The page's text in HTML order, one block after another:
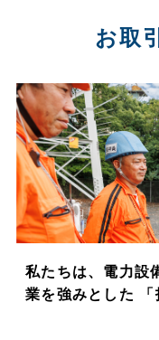
お取
私たちは、電力設
業を強みとした 「